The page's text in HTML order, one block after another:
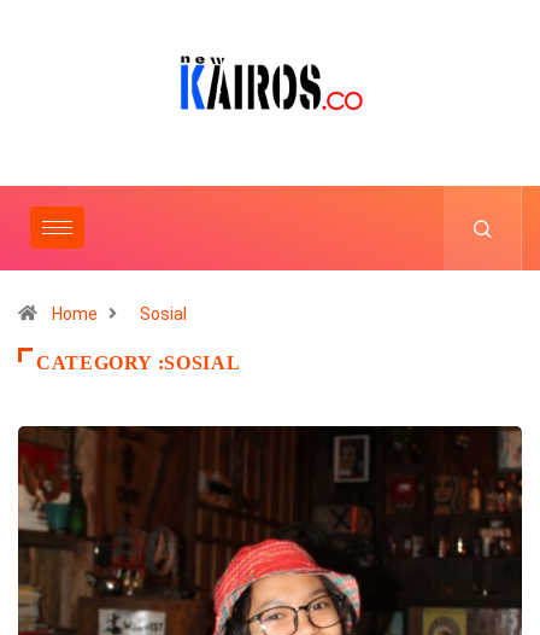
Home Sosial
CATEGORY :SOSIAL